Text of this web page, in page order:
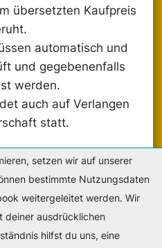
übersetzten Kaufpreis
automatisch und
und gegebenenfalls
werden.
auch auf Verlangen
statt.
setzen wir auf unserer
bestimmte Nutzungsdaten
weitergeleitet werden. Wir
deiner ausdrücklichen
hilfst du uns, eine
DE FR IT